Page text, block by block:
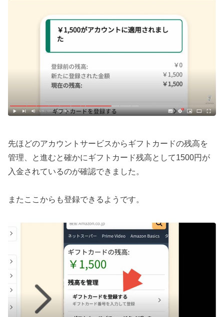
先ほどのアカウントサービスからギフトカードの残高を
管理、と進むと確かにギフトカード残高として1500円が
入金されているのが確認できました。
またここからも登録できるようです。